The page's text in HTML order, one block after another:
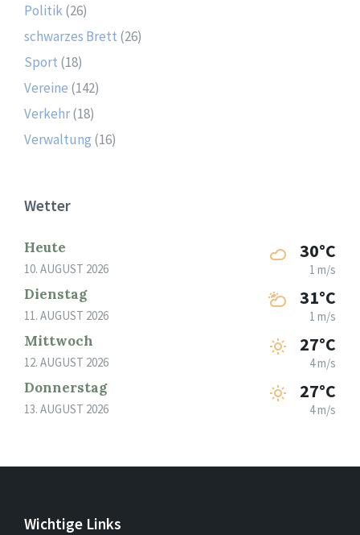
Politik(26)
schwarzes Brett (26)
Sport (18)
Vereine (142)
Verkehr(18)
Verwaltung (16)
Wetter
Heute
10. AUGUST 2026
30°C
1 m/s
Dienstag
11. AUGUST 2026
31°C
1 m/s
Mittwoch
12. AUGUST 2026
27°C
4 m/s
Donnerstag
13. AUGUST 2026
27°C
4 m/s
Wichtige Links